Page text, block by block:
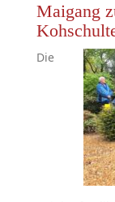
Maigang
Die